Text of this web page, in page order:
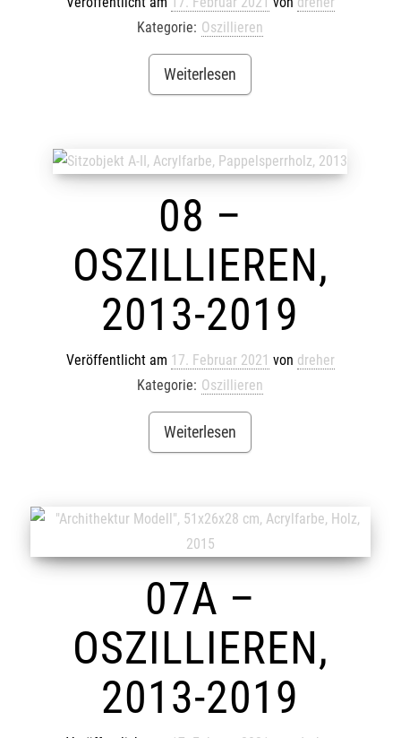
Kategorie: Oszillieren
Weiterlesen
08 –
OSZILLIEREN,
2013-2019
Veröffentlicht am 17. Februar 2021 von dreher
Kategorie: Oszillieren
Weiterlesen
07A –
OSZILLIEREN,
2013-2019